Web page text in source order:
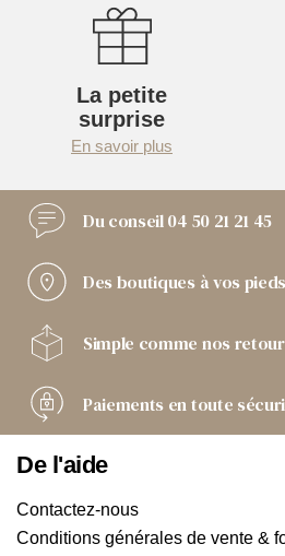
La petite
surprise
En savoir plus
Du conseil04 50 21 21 45
Des boutiques à vos pieds
Simple comme nos
Paiements en toute
De l'aide
Contactez-nous
Conditions générales de vente &